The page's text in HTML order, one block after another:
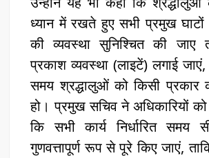
ध्यान में रखते हुए सभी प्रमुख
की व्यवस्था सुनिश्चित की जाए
प्रकाश व्यवस्था (लाइटें) लगाई
समय श्रद्धालुओं को किसी प्रकार
हो। प्रमुख सचिव ने अधिकारियों को
कि सभी कार्य निर्धारित समय
गुणवत्तापूर्ण रूप से पूरे किए जाएं,